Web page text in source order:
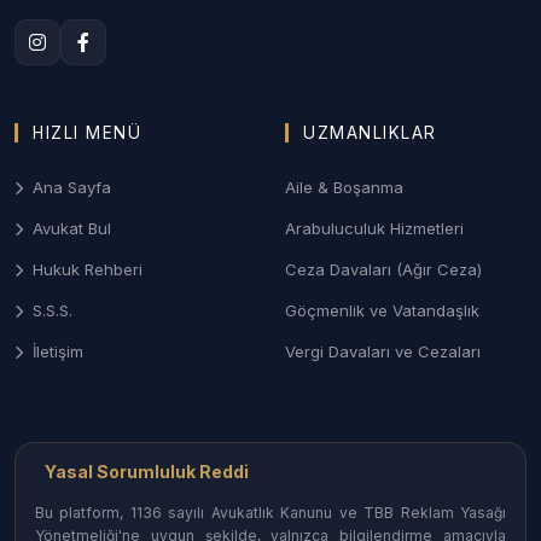
Anlaşmalı veya çekişmeli boşanma, nafaka, velayet
ve ziynet eşyası alacakları davalarında Çorum Aile
dosyalarında soruşturma aşamasından itibaren etkin
savunma desteği.
4. Gayrimenkul ve Tarım Hukuku
Çorum İlçelerinde Avukat Erişimi
HIZLI MENÜ
Ana Sayfa
Avukat Bul
Hukuk Rehberi
S.S.S.
İletişim
UZMANLIKLAR
Aile & Boşanma
Arabuluculuk Hizmetleri
Ceza Davaları (Ağır Ceza)
Göçmenlik ve Vatandaşlık
Vergi Davaları ve Cezaları
Yasal Sorumluluk Reddi
Bu platform, 1136 sayılı Avukatlık Kanunu ve TBB Reklam Yasağı
Yönetmeliği'ne uygun şekilde, yalnızca bilgilendirme amacıyla